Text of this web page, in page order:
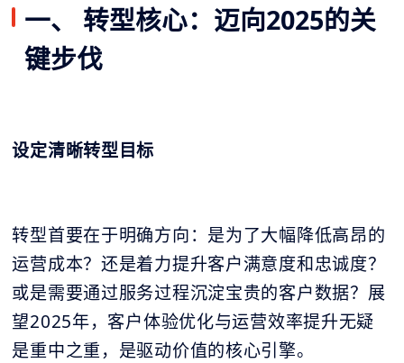
一、 转型核心：迈向2025的关
键步伐
设定清晰转型目标
转型首要在于明确方向：是为了大幅降低高昂的
运营成本？还是着力提升客户满意度和忠诚度？
或是需要通过服务过程沉淀宝贵的客户数据？展
望2025年，客户体验优化与运营效率提升无疑
是重中之重，是驱动价值的核心引擎。